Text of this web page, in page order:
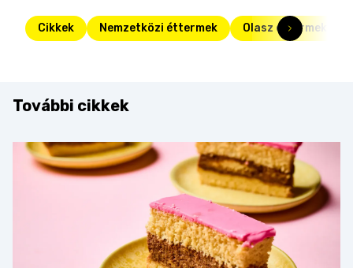
Cikkek Nemzetközi éttermek Olasz éttermek
További cikkek